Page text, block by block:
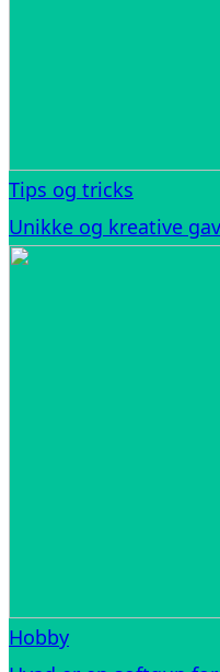
Tips og tricks
Unikke og kreative
Hobby